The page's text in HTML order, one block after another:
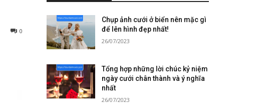
0
Chụp ảnh cưới ở biển nên mặc gì
để lên hình đẹp nhất!
26/07/2023
Tổng hợp những lời chúc kỷ niệm
ngày cưới chân thành và ý nghĩa
nhất
26/07/2023